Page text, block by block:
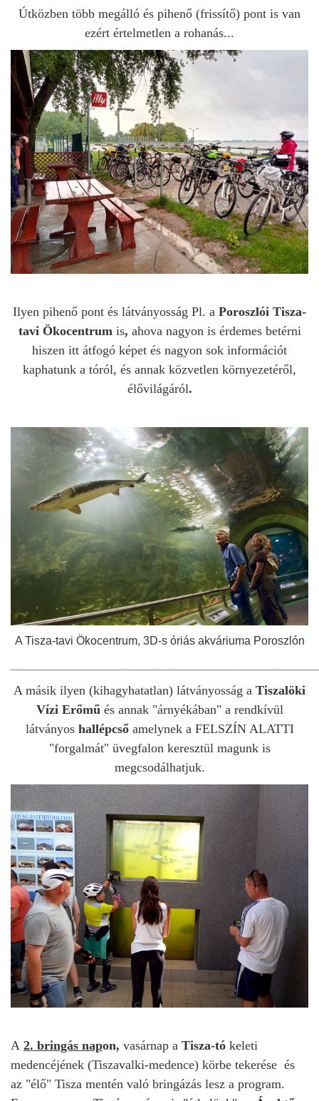
Útközben több megálló és pihenő (frissítő) pont is van
ezért értelmetlen a rohanás...
Ilyen pihenő pont és látványosság Pl. a Poroszlói Tisza-
tavi Ökocentrum is, ahova nagyon is érdemes betérni
hiszen itt átfogó képet és nagyon sok információt
kaphatunk a tóról, és annak közvetlen környezetéről,
élővilágáról.
A Tisza-tavi Ökocentrum, 3D-s óriás akváriuma Poroszlón
A másik ilyen (kihagyhatatlan) látványosság a Tiszalöki
Vízi Erőmű és annak "árnyékában" a rendkívül
látványos hallépcső amelynek a FELSZÍN ALATTI
"forgalmát" üvegfalon keresztül magunk is
megcsodálhatjuk.
A 2. bringás napon, vasárnap a Tisza-tó keleti
medencéjének (Tiszavalki-medence) körbe tekerése és
az "élő" Tisza mentén való bringázás lesz a program.